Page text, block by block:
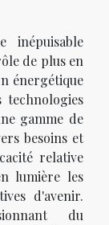
inépuisable
de plus en
énergétique
technologies
gamme de
besoins et
relative
lumière les
d'avenir.
du